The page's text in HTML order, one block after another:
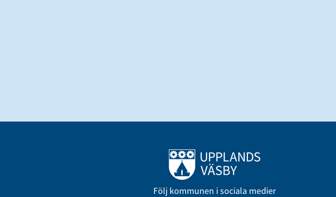
Till startsidan
Följ kommunen i sociala medier